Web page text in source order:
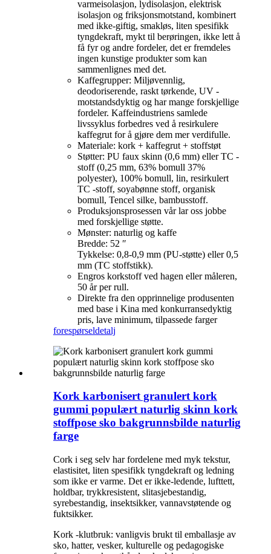
varmeisolasjon, lydisolasjon, elektrisk
isolasjon og friksjonsmotstand, kombinert
med ikke-giftig, smakløs, liten spesifikk
tyngdekraft, mykt til berøringen, ikke lett å
få fyr og andre fordeler, det er fremdeles
ingen kunstige produkter som kan
sammenlignes med det.
Kaffegrupper: Miljøvennlig,
deodoriserende, raskt tørkende, UV -
motstandsdyktig og har mange forskjellige
fordeler. Kaffeindustriens samlede
livssyklus forbedres ved å resirkulere
kaffegrut for å gjøre dem mer verdifulle.
Materiale: kork + kaffegrut + stoffstøt
Støtter: PU faux skinn (0,6 mm) eller TC -
stoff (0,25 mm, 63% bomull 37%
polyester), 100% bomull, lin, resirkulert
TC -stoff, soyabønne stoff, organisk
bomull, Tencel silke, bambusstoff.
Produksjonsprosessen vår lar oss jobbe
med forskjellige støtte.
Mønster: naturlig og kaffe
Bredde: 52 ″
Tykkelse: 0,8-0,9 mm (PU-støtte) eller 0,5
mm (TC stoffstikk).
Engros korkstoff ved hagen eller måleren,
50 år per rull.
Direkte fra den opprinnelige produsenten
med base i Kina med konkurransedyktig
pris, lave minimum, tilpassede farger
forespørseldetalj
Kork karbonisert granulert kork
gummi populært naturlig skinn kork
stoffpose sko bakgrunnsbilde naturlig
farge
Cork i seg selv har fordelene med myk tekstur,
elastisitet, liten spesifikk tyngdekraft og ledning
som ikke er varme. Det er ikke-ledende, lufttett,
holdbar, trykkresistent, slitasjebestandig,
syrebestandig, insektsikker, vannavstøtende og
fuktsikker.
Kork -klutbruk: vanligvis brukt til emballasje av
sko, hatter, vesker, kulturelle og pedagogiske